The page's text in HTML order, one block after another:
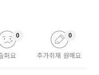
퍼요
0
추가취재 원해요
0